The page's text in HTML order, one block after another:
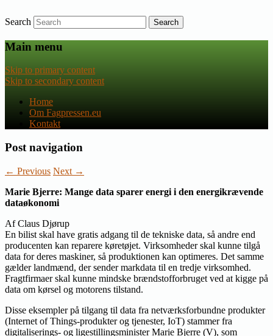
Fagpressen.eu
Nyheder om dansk EU-politik
Search
Main menu
Skip to primary content
Skip to secondary content
Home
Om Fagpressen.eu
Kontakt
Post navigation
← Previous Next →
Marie Bjerre: Mange data sparer energi i den energikrævende
dataøkonomi
Af Claus Djørup
En bilist skal have gratis adgang til de tekniske data, så andre end
producenten kan reparere køretøjet. Virksomheder skal kunne tilgå
data for deres maskiner, så produktionen kan optimeres. Det samme
gælder landmænd, der sender markdata til en tredje virksomhed.
Fragtfirmaer skal kunne mindske brændstofforbruget ved at kigge på
data om kørsel og motorens tilstand.
Disse eksempler på tilgang til data fra netværksforbundne produkter
(Internet of Things-produkter og tjenester, IoT) stammer fra
digitaliserings- og ligestillingsminister Marie Bjerre (V), som